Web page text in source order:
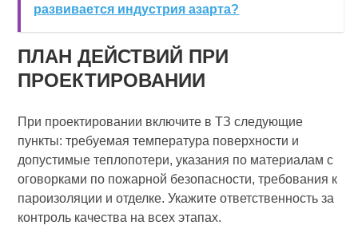
развивается индустрия азарта?
ПЛАН ДЕЙСТВИЙ ПРИ
ПРОЕКТИРОВАНИИ
При проектировании включите в ТЗ следующие
пункты: требуемая температура поверхности и
допустимые теплопотери, указания по материалам с
оговорками по пожарной безопасности, требования к
пароизоляции и отделке. Укажите ответственность за
контроль качества на всех этапах.